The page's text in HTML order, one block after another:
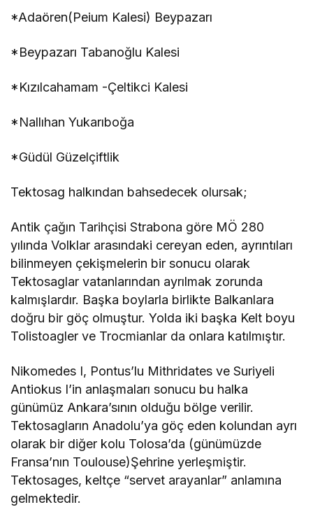
*Adaören(Peium Kalesi) Beypazarı
*Beypazarı Tabanoğlu Kalesi
*Kızılcahamam -Çeltikci Kalesi
*Nallıhan Yukarıboğa
*Güdül Güzelçiftlik
Tektosag halkından bahsedecek olursak;
Antik çağın Tarihçisi Strabona göre MÖ 280
yılında Volklar arasındaki cereyan eden, ayrıntıları
bilinmeyen çekişmelerin bir sonucu olarak
Tektosaglar vatanlarından ayrılmak zorunda
kalmışlardır. Başka boylarla birlikte Balkanlara
doğru bir göç olmuştur. Yolda iki başka Kelt boyu
Tolistoagler ve Trocmianlar da onlara katılmıştır.
Nikomedes I, Pontus’lu Mithridates ve Suriyeli
Antiokus I’in anlaşmaları sonucu bu halka
günümüz Ankara’sının olduğu bölge verilir.
Tektosagların Anadolu’ya göç eden kolundan ayrı
olarak bir diğer kolu Tolosa’da (günümüzde
Fransa’nın Toulouse)Şehrine yerleşmiştir.
Tektosages, keltçe “servet arayanlar” anlamına
gelmektedir.